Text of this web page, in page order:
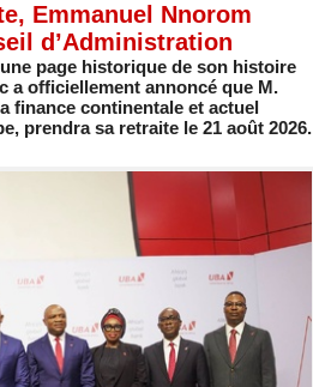
Emmanuel Nnorom
d’Administration
page historique de son histoire
a officiellement annoncé que M.
finance continentale et actuel
prendra sa retraite le 21 août 2026.